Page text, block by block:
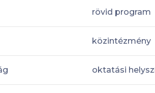
rövid program
közintézmény
oktatási